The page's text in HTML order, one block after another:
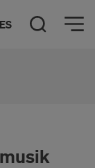
Öppna sök
Öppna meny